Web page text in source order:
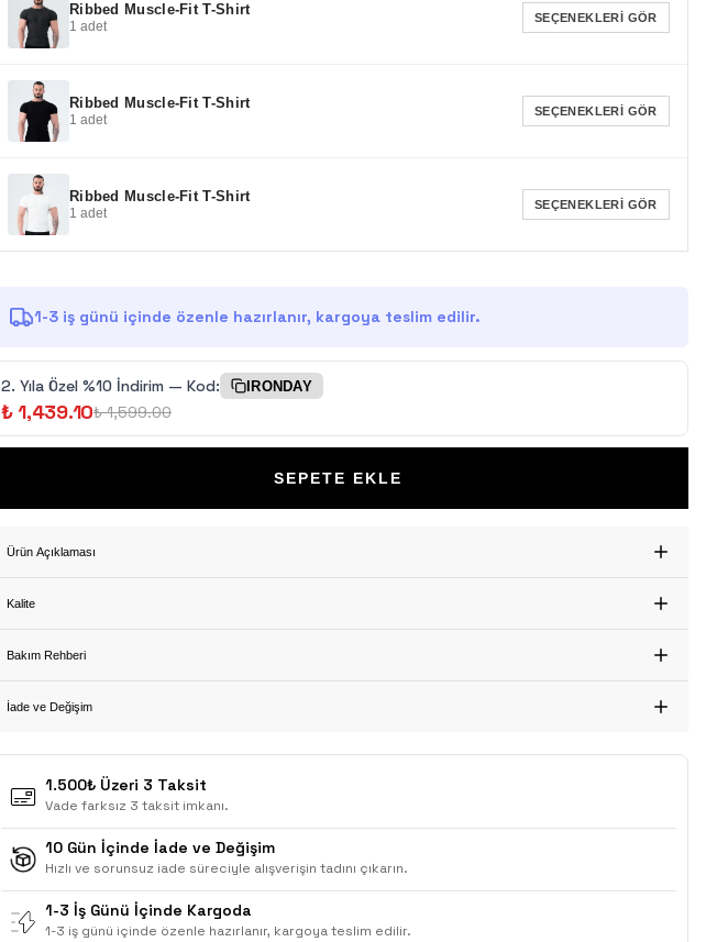
Ribbed Muscle-Fit T-Shirt
1 adet
SEÇENEKLERI GÖR
Ribbed Muscle-Fit T-Shirt
1 adet
SEÇENEKLERI GÖR
Ribbed Muscle-Fit T-Shirt
1 adet
SEÇENEKLERI GÖR
1-3 iş günü içinde özenle hazırlanır, kargoya teslim edilir.
2.⁠ ⁠Yıla Özel %10 İndirim — Kod: IRONDAY
₺ 1,439.10₺ 1,599.00
SEPETE EKLE
Ürün Açıklaması
Kalite
Bakım Rehberi
İade ve Değişim
1.500₺ Üzeri 3 Taksit
Vade farksız 3 taksit imkanı.
10 Gün İçinde İade ve Değişim
Hızlı ve sorunsuz iade süreciyle alışverişin tadını çıkarın.
1-3 İş Günü İçinde Kargoda
1-3 iş günü içinde özenle hazırlanır, kargoya teslim edilir.